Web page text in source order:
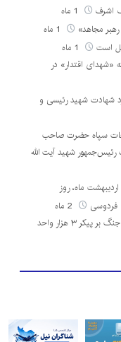
اشرف
مجاهد»
«شهدای اقتدار» در
شهادت شهید رئیسی و
سپاه حضرت صاحب
شهید آیت الله
پیام آیت الله سیّدمجتبی خامنه‌ای به مناسبت ۲۵ اردیبهشت ماه، روز
فردوسی
از سنگر دفاع تا میدان سازندگی؛ ترمیم زخم‌های جنگ بر پیکر ۳ هزار واحد